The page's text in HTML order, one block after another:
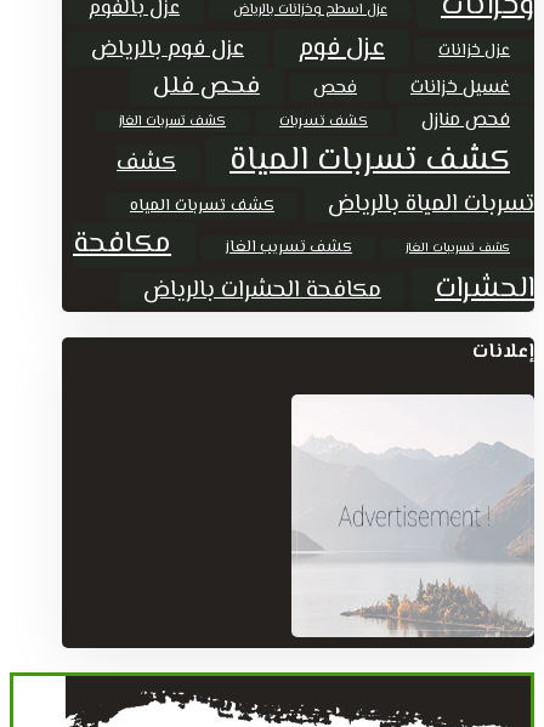
عزل اسطح وخزانات بالرياض عزل بالفوم
عزل خزانات عزل فوم عزل فوم بالرياض
غسيل خزانات فحص فحص فلل
فحص منازل كشف تسربات كشف تسربات الغاز
كشف تسربات المياة
كشف
تسربات المياة بالرياض
كشف تسربات المياه
كشف تسريبات الغاز كشف تسريب الغاز
مكافحة
الحشرات
مكافحة الحشرات بالرياض
إعلانات